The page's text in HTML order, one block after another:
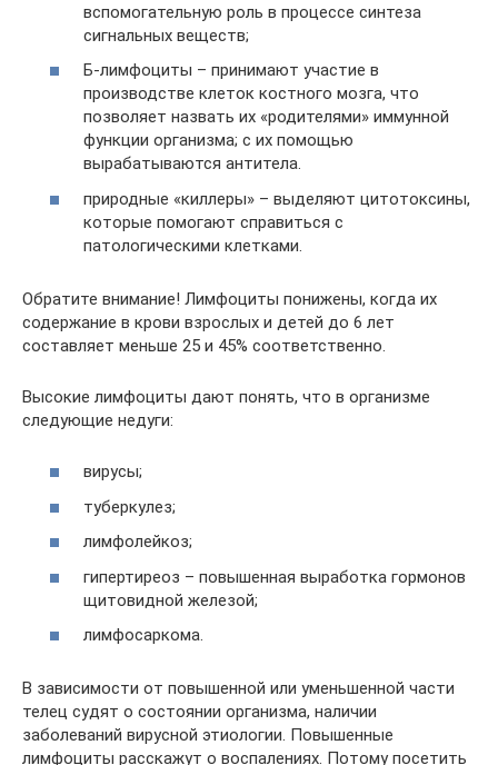
вспомогательную роль в процессе синтеза
сигнальных веществ;
Б-лимфоциты – принимают участие в
производстве клеток костного мозга, что
позволяет назвать их «родителями» иммунной
функции организма; с их помощью
вырабатываются антитела.
природные «киллеры» – выделяют цитотоксины,
которые помогают справиться с
патологическими клетками.
Обратите внимание! Лимфоциты понижены, когда их
содержание в крови взрослых и детей до 6 лет
составляет меньше 25 и 45% соответственно.
Высокие лимфоциты дают понять, что в организме
следующие недуги:
вирусы;
туберкулез;
лимфолейкоз;
гипертиреоз – повышенная выработка гормонов
щитовидной железой;
лимфосаркома.
В зависимости от повышенной или уменьшенной части
телец судят о состоянии организма, наличии
заболеваний вирусной этиологии. Повышенные
лимфоциты расскажут о воспалениях. Потому посетить